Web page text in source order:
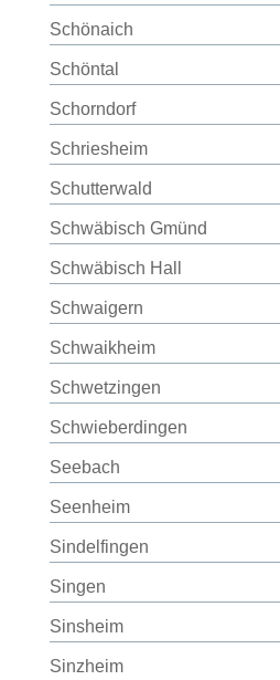
Schönaich
Schöntal
Schorndorf
Schriesheim
Schutterwald
Schwäbisch Gmünd
Schwäbisch Hall
Schwaigern
Schwaikheim
Schwetzingen
Schwieberdingen
Seebach
Seenheim
Sindelfingen
Singen
Sinsheim
Sinzheim